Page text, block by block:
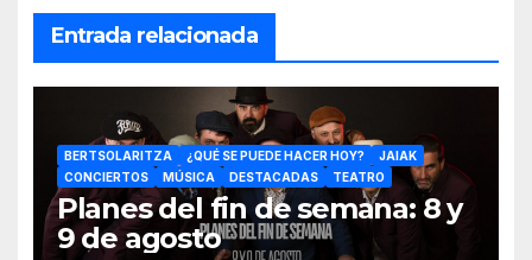
Entrada relacionada
BERTSOLARITZA ¿QUÉ SE PUEDE HACER HOY?
JAIAK
CONCIERTOS
MÚSICA DESTACADAS TEATRO
Planes del fin de semana: 8 y
9 de agosto